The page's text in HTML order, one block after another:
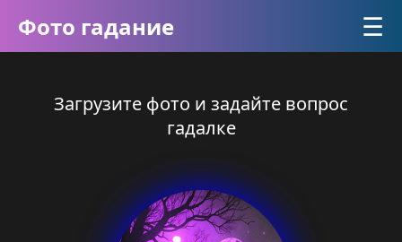
Фото гадание ☰
Загрузите фото и задайте вопрос
гадалке